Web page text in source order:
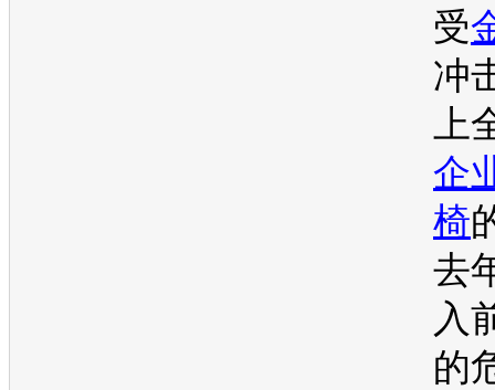
受
冲
上
企
椅
去
入
的